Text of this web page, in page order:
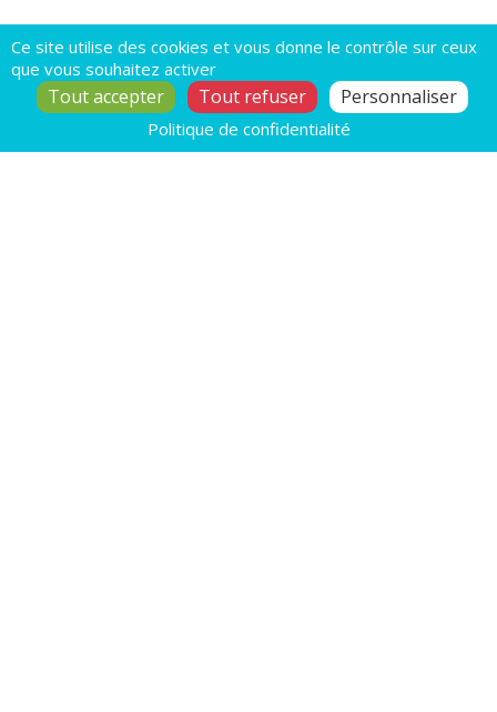
Ce site utilise des cookies et vous donne le contrôle sur ceux
que vous souhaitez activer
Tout accepter Tout refuser Personnaliser
Politique de confidentialité